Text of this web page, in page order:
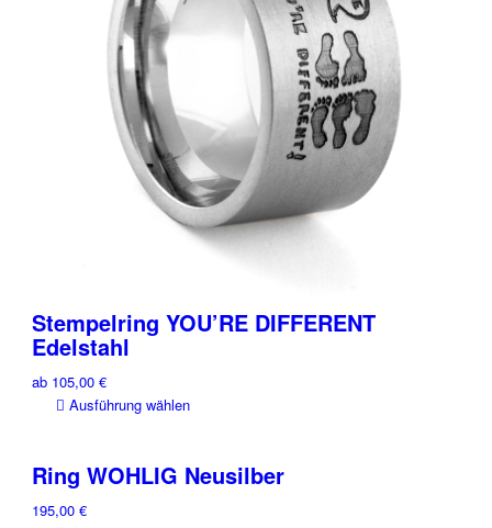
Stempelring YOU’RE DIFFERENT
Edelstahl
ab 105,00€
Ausführung wählen
mehrere
Ring WOHLIG Neusilber
195,00€